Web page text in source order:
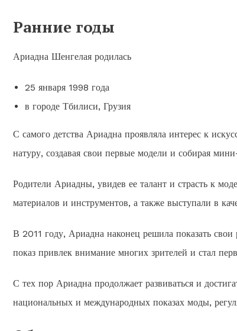
Ранние годы
Ариадна Шенгелая родилась
25 января 1998 года
в городе Тбилиси, Грузия
С самого детства Ариадна проявляла интерес к
натуру, создавая свои первые модели и собирая
Родители Ариадны, увидев ее талант и страсть к
материалов и инструментов, а также выступали в
В 2011 году, Ариадна наконец решила показать
показ привлек внимание многих зрителей и стал
С тех пор Ариадна продолжает развиваться и
национальных и международных показах моды,